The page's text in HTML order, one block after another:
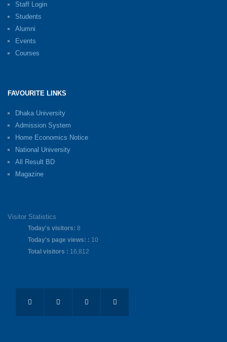
Staff Login
Students
Alumni
Events
Courses
FAVOURITE LINKS
Dhaka University
Admission System
Home Economics Notice
National University
All Result BD
Magazine
Visitor Statistics
Today's visitors: 8
Today's page views: : 10
Total visitors : 16,812